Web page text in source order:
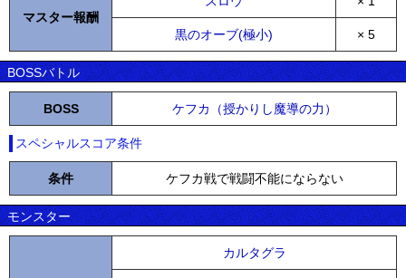
マスター報酬
黒のオーブ(極小) × 5
BOSSバトル
BOSS ケフカ（授かりし魔導の力）
スペシャルスコア条件
条件 ケフカ戦で戦闘不能にならない
モンスター
カルタグラ